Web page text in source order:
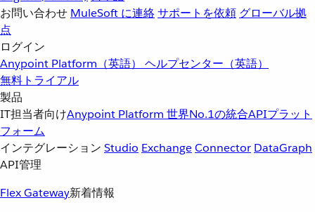
お問い合わせ MuleSoft に連絡サポートを依頼 グローバル拠
点
ログイン
Anypoint Platform（英語） ヘルプセンター（英語）
無料トライアル
製品
IT担当者向けAnypoint Platform 世界No.1の統合APIプラット
フォーム
インテグレーション Studio ExchangeConnector DataGraph
API管理
Flex Gateway新着情報